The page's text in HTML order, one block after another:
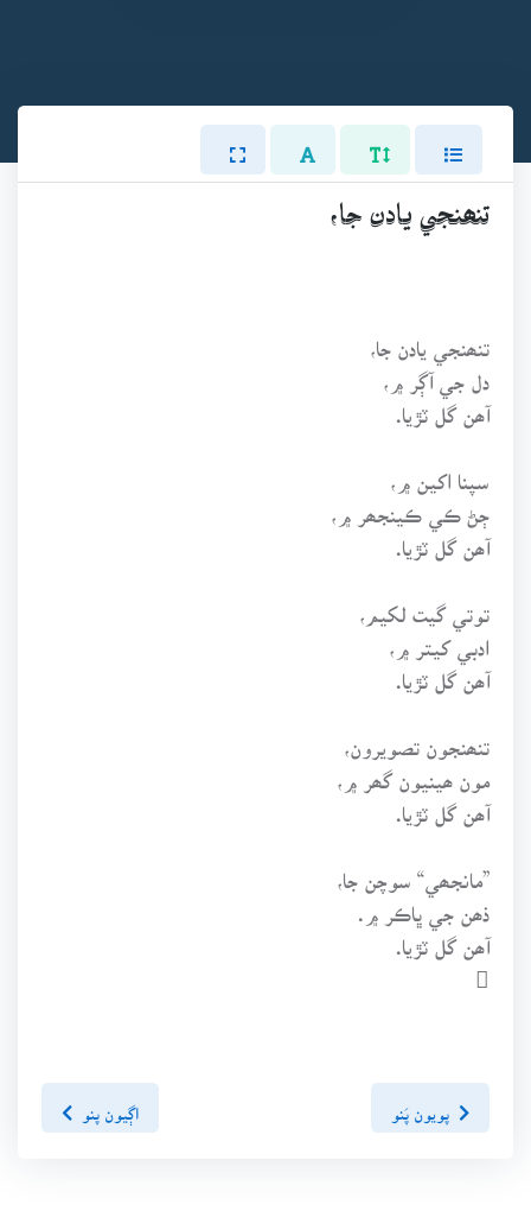
تنھنجي يادن جا،
تنھنجي يادن جا،
دل جي آڳر ۾،
آھن گل ٽڙيا.
سپنا اکين ۾،
آھن گل ٽڙيا.
توتي گيت لکيم،
ادبي کيتر ۾،
آھن گل ٽڙيا.
مون ھينيون گھر ۾،
آھن گل ٽڙيا.
”مانجھي“ سوچن جا،
ذھن جي ڀاڪر ۾.
آھن گل ٽڙيا.

اڳيون پنو